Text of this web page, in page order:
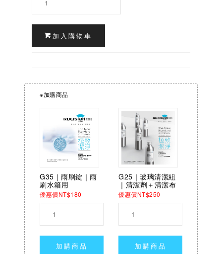
加入購物車
※加購商品
G35｜雨刷錠｜雨
刷水箱用
優惠價NT$180
加購商品
G25｜玻璃清潔組
｜清潔劑＋清潔布
優惠價NT$250
加購商品